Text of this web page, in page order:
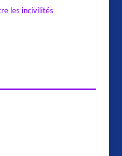
les incivilités